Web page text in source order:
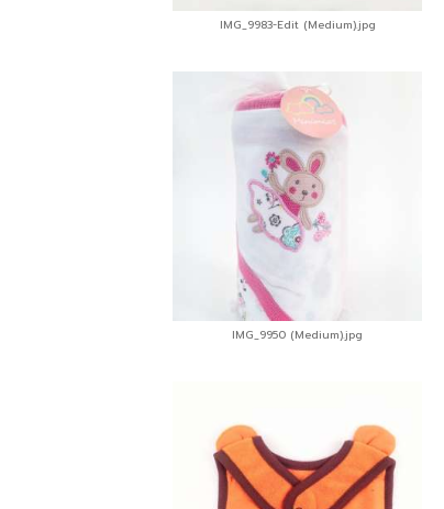
IMG_9983-Edit (Medium).jpg
IMG_9950 (Medium).jpg